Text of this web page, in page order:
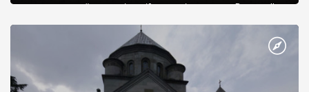
диктувати свої умови візантійському імператору Василю ІІ, та
Херсонесі Володимир-язичник, став Василем-християнином.
А потім було Хрещення Русі. На честь Херсонесу Таврійського